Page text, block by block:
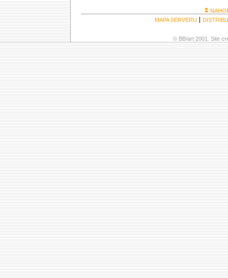
MAPA SERVERU
© BB/art 2001. Site